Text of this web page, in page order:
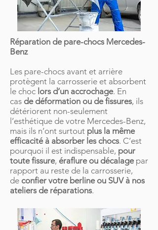
Réparation de pare-chocs Mercedes-
Benz
Les pare-chocs avant et arrière
protègent la carrosserie et absorbent
le choc lors d’un accrochage. En
cas de déformation ou de fissures, ils
détériorent non-seulement
l’esthétique de votre Mercedes-Benz,
mais ils n’ont surtout plus la même
efficacité à absorber les chocs. C’est
pourquoi il est indispensable, pour
toute fissure, éraflure ou décalagepar
rapport au reste de la carrosserie,
de confier votre berline ou SUV à nos
ateliers de réparations.